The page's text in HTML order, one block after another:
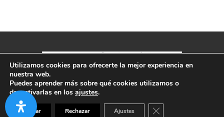
Política de privacidad-Aviso legal-Términos y condiciones
BACK TO TOP
Utilizamos cookies para ofrecerte la mejor experiencia en
nuestra web.
Puedes aprender más sobre qué cookies utilizamos o
desactivarlas en los ajustes.
Aceptar Rechazar Ajustes CERRAR EL